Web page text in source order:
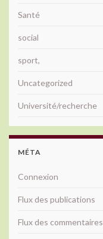
Santé
social
sport,
Uncategorized
Université/recherche
MÉTA
Connexion
Flux des publications
Flux des commentaires